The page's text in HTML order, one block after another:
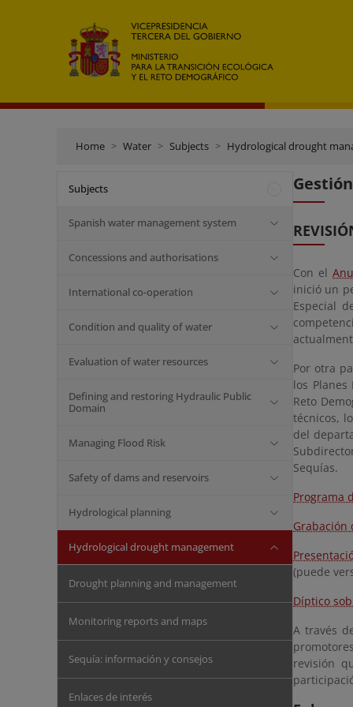
Home Water Subjects Hydrological drought
Subjects
Spanish water management system
Concessions and authorisations
International co-operation
Condition and quality of water
Evaluation of water resources
Defining and restoring Hydraulic Public
Domain
Managing Flood Risk
Safety of dams and reservoirs
Hydrological planning
Hydrological drought management
Drought planning and management
Monitoring reports and maps
Sequía: información y consejos
Enlaces de interés
Con el
inició un
Especial
Por otra
los
Reto
técnicos,
del
Sequías.
Programa
Grabación
(puede
Díptico
A través
revisión